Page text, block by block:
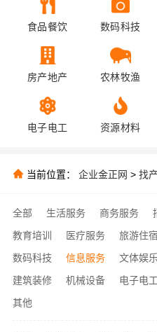
食品餐饮 数码科技
房产地产 农林牧渔
电子电工 资源材料
当前位置： 企业金正网 > 找
全部 生活服务 商务服务
教育培训
医疗服务 旅游住宿
数码科技
信息服务 文体娱乐
建筑装修
机械设备 电子电工
其他